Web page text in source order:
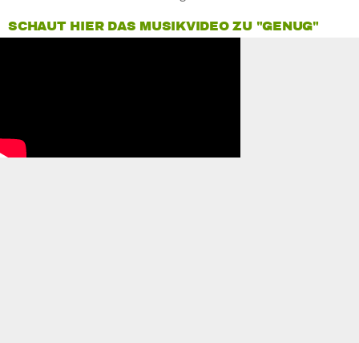
SCHAUT HIER DAS MUSIKVIDEO ZU "GENUG"